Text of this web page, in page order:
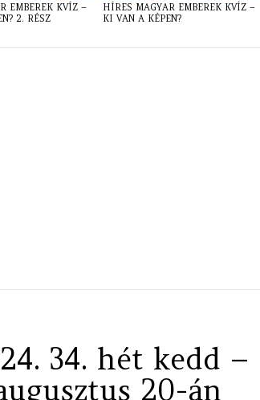
EMBEREK KVÍZ –
2. RÉSZ
HÍRES MAGYAR EMBEREK KVÍZ –
KI VAN A KÉPEN?
34. hét kedd –
20-án